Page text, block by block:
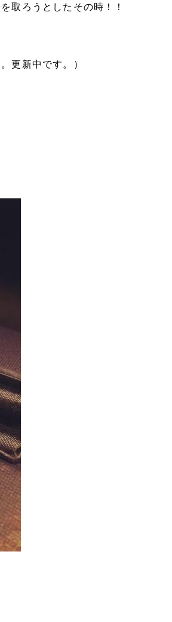
取ろうとしたその時！！
更新中です。）